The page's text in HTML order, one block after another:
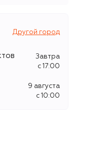
Другой город
Завтра
c 17:00
9 августа
c 10:00